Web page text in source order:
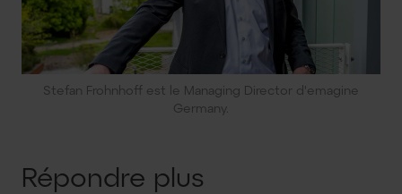
Stefan Frohnhoff est le Managing Director d'emagine
Germany.
Répondre plus